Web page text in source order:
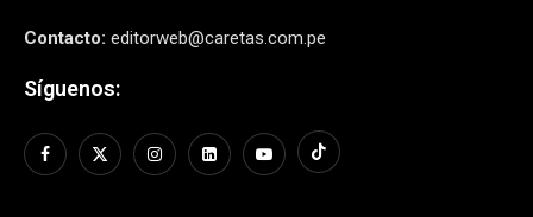
Contacto: editorweb@caretas.com.pe
Síguenos: